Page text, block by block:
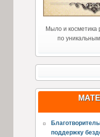
Мыло и косметика
по
поддержку